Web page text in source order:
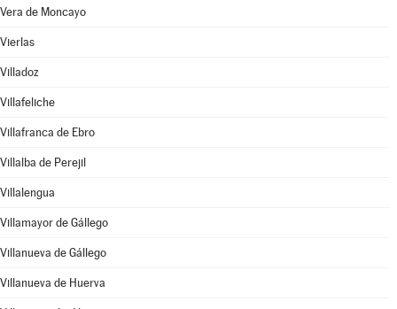
Vera de Moncayo
Vierlas
Villadoz
Villafeliche
Villafranca de Ebro
Villalba de Perejil
Villalengua
Villamayor de Gállego
Villanueva de Gállego
Villanueva de Huerva